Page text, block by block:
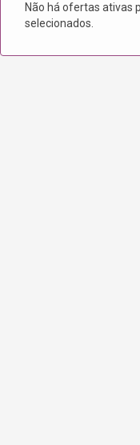
Não há ofertas ativas
selecionados.